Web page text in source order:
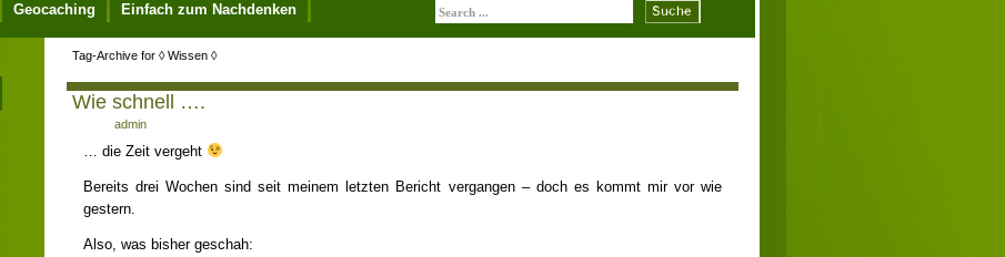
Geocaching Einfach zum Nachdenken
Tag-Archive for ◊ Wissen ◊
Wie schnell ….
admin
… die Zeit vergeht
Bereits drei Wochen sind seit meinem letzten Bericht vergangen – doch es kommt mir vor wie
gestern.
Also, was bisher geschah: